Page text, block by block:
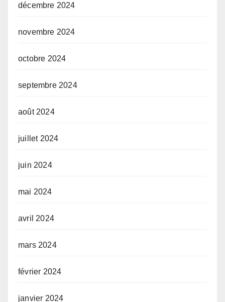
décembre 2024
novembre 2024
octobre 2024
septembre 2024
août 2024
juillet 2024
juin 2024
mai 2024
avril 2024
mars 2024
février 2024
janvier 2024